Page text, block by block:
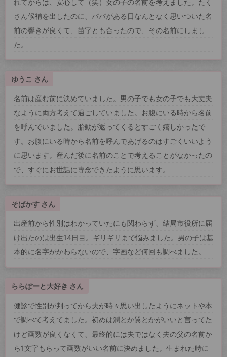
さん候補を出したのに、パパがある日なんとなく思いついた名
前の響きが良くて、苗字とも合ったので、その名前にしまし
た。
ゆうこ さん
名前は産む前に決めていました。男の子でも女の子でも大丈夫
なように両方考えて過ごしていました。お腹にいる時から名前
を呼んでいました。胎動が返ってくるとすごく嬉しかったで
す。お腹にいる時から名前を呼んであげるのはすごくいいよう
に思います。産んだ後に名前のことで考えることがなかったの
で、すぐにお世話に専念できたように思います。
そばかす さん
出産前から性別はわかっていたにも関わらず、結局市役所に届
け出たのは出生14日目。ギリギリまで悩みました。男の子は基
本的に名字がかわらないので、字画など何回も調べました。
ららぽーと大好き さん
健診で性別が判ってから夫が時々思い出したようにネットや本
で調べて考えてました。初めは潤とか翼とかがいいと言ってた
けど画数が良くなくて、最終的には夫ではなく夫の父の名前か
ら1文字もらって画数がいい名前に決めました。生まれた時に